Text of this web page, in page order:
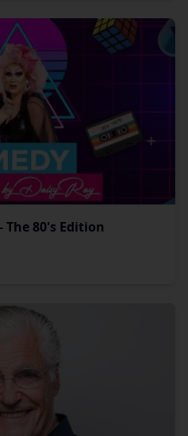
The 80's Edition